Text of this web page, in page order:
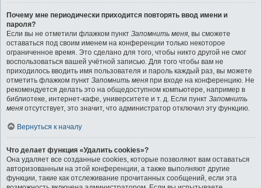
Почему мне периодически приходится повторять ввод имени и
пароля?
Если вы не отметили флажком пункт Запомнить меня, вы сможете
оставаться под своим именем на конференции только некоторое
ограниченное время. Это сделано для того, чтобы никто другой не смог
воспользоваться вашей учётной записью. Для того чтобы вам не
приходилось вводить имя пользователя и пароль каждый раз, вы можете
отметить флажком пункт Запомнить меня при входе на конференцию. Не
рекомендуется делать это на общедоступном компьютере, например в
библиотеке, интернет-кафе, университете и т. д. Если пункт Запомнить
меня отсутствует, это значит, что администратор отключил эту функцию.
Вернуться к началу
Что делает функция «Удалить cookies»?
Она удаляет все созданные cookies, которые позволяют вам оставаться
авторизованным на этой конференции, а также выполняют другие
функции, такие как отслеживание прочитанных сообщений, если эта